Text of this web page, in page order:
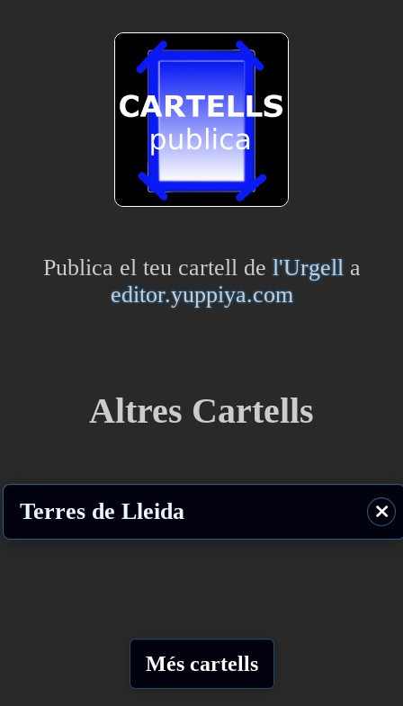
Publica el teu cartell de l'Urgella
editor.yuppiya.com
Altres Cartells
Terres de Lleida ⨯
Més cartells